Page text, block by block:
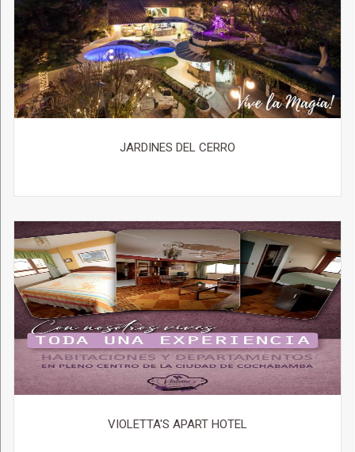
JARDINES DEL CERRO
VIOLETTA'S APART HOTEL